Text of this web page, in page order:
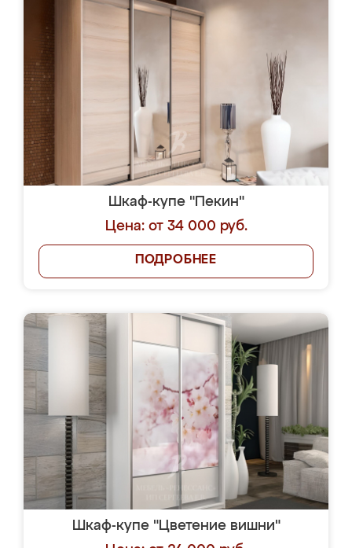
Шкаф-купе "Пекин"
Цена: от 34 000 руб.
ПОДРОБНЕЕ
Шкаф-купе "Цветение вишни"